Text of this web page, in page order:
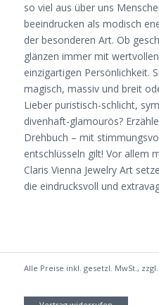
so viel aus über uns
beeindrucken als modisch
der besonderen Art. Ob
glänzen immer mit
einzigartigen Persönlichkeit.
magisch, massiv und breit
Lieber puristisch-schlicht,
divenhaft-glamourös?
Drehbuch – mit
entschlüsseln gilt! Vor allem
Claris Vienna Jewelry Art
die eindrucksvoll und
Alle Preise inkl. gesetzl. MwSt., zzgl.